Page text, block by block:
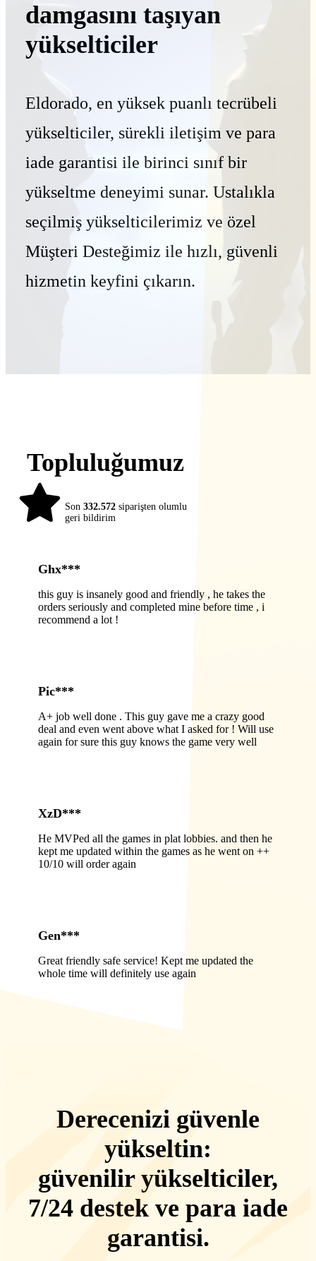
damgasını taşıyan
yükselticiler
Eldorado, en yüksek puanlı tecrübeli
yükselticiler, sürekli iletişim ve para
iade garantisi ile birinci sınıf bir
yükseltme deneyimi sunar. Ustalıkla
seçilmiş yükselticilerimiz ve özel
Müşteri Desteğimiz ile hızlı, güvenli
hizmetin keyfini çıkarın.
Topluluğumuz
Son 332.572 siparişten olumlu
geri bildirim
Ghx***
this guy is insanely good and friendly , he takes the
orders seriously and completed mine before time , i
recommend a lot !
Pic***
A+ job well done . This guy gave me a crazy good
deal and even went above what I asked for ! Will use
again for sure this guy knows the game very well
XzD***
He MVPed all the games in plat lobbies. and then he
kept me updated within the games as he went on ++
10/10 will order again
Gen***
Great friendly safe service! Kept me updated the
whole time will definitely use again
Derecenizi güvenle
yükseltin:
güvenilir yükselticiler,
7/24 destek ve para iade
garantisi.